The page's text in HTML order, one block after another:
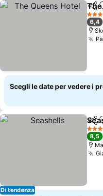
3
6,4
Scegli le date per vedere i
Di tendenza
5
8,5